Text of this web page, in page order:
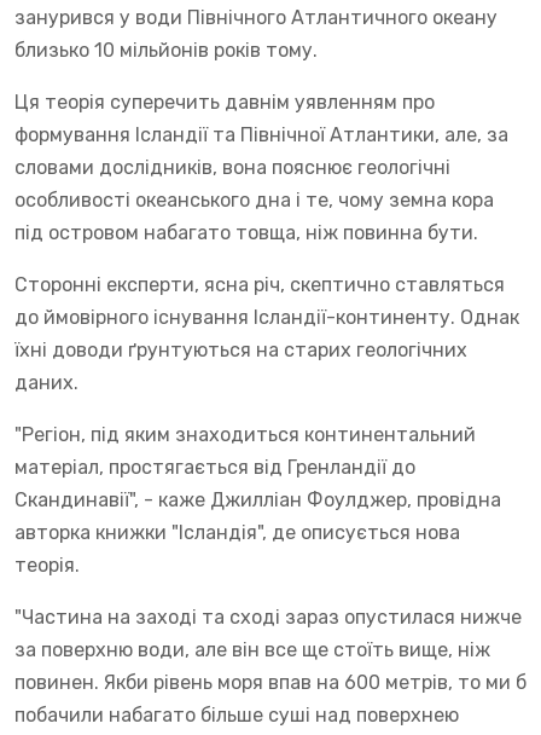
занурився у води Північного Атлантичного океану
близько 10 мільйонів років тому.
Ця теорія суперечить давнім уявленням про
формування Ісландії та Північної Атлантики, але, за
словами дослідників, вона пояснює геологічні
особливості океанського дна і те, чому земна кора
під островом набагато товща, ніж повинна бути.
Сторонні експерти, ясна річ, скептично ставляться
до ймовірного існування Ісландії-континенту. Однак
їхні доводи ґрунтуються на старих геологічних
даних.
"Регіон, під яким знаходиться континентальний
матеріал, простягається від Гренландії до
Скандинавії", - каже Джилліан Фоулджер, провідна
авторка книжки "Ісландія", де описується нова
теорія.
"Частина на заході та сході зараз опустилася нижче
за поверхню води, але він все ще стоїть вище, ніж
повинен. Якби рівень моря впав на 600 метрів, то ми б
побачили набагато більше суші над поверхнею